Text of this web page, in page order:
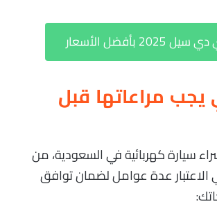
بأفضل الأسعار
يجب مراعاتها قبل
سيارة كهربائية في السعودية، من
الاعتبار عدة عوامل لضمان توافق